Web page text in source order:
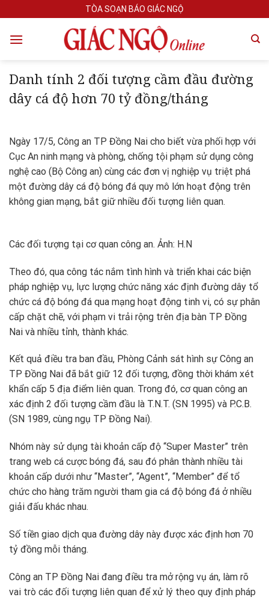
to
content
TÒA SOẠN BÁO GIÁC NGỘ
Danh tính 2 đối tượng cầm đầu đường
dây cá độ hơn 70 tỷ đồng/tháng
Ngày 17/5, Công an TP Đồng Nai cho biết vừa phối hợp với
Cục An ninh mạng và phòng, chống tội phạm sử dụng công
nghệ cao (Bộ Công an) cùng các đơn vị nghiệp vụ triệt phá
một đường dây cá độ bóng đá quy mô lớn hoạt động trên
không gian mạng, bắt giữ nhiều đối tượng liên quan.
Các đối tượng tại cơ quan công an. Ảnh: H.N
Theo đó, qua công tác nắm tình hình và triển khai các biện
pháp nghiệp vụ, lực lượng chức năng xác định đường dây tổ
chức cá độ bóng đá qua mạng hoạt động tinh vi, có sự phân
cấp chặt chẽ, với phạm vi trải rộng trên địa bàn TP Đồng
Nai và nhiều tỉnh, thành khác.
Kết quả điều tra ban đầu, Phòng Cảnh sát hình sự Công an
TP Đồng Nai đã bắt giữ 12 đối tượng, đồng thời khám xét
khẩn cấp 5 địa điểm liên quan. Trong đó, cơ quan công an
xác định 2 đối tượng cầm đầu là T.N.T. (SN 1995) và P.C.B.
(SN 1989, cùng ngụ TP Đồng Nai).
Nhóm này sử dụng tài khoản cấp độ “Super Master” trên
trang web cá cược bóng đá, sau đó phân thành nhiều tài
khoản cấp dưới như “Master”, “Agent”, “Member” để tổ
chức cho hàng trăm người tham gia cá độ bóng đá ở nhiều
giải đấu khác nhau.
Số tiền giao dịch qua đường dây này được xác định hơn 70
tỷ đồng mỗi tháng.
Công an TP Đồng Nai đang điều tra mở rộng vụ án, làm rõ
vai trò các đối tượng liên quan để xử lý theo quy định pháp